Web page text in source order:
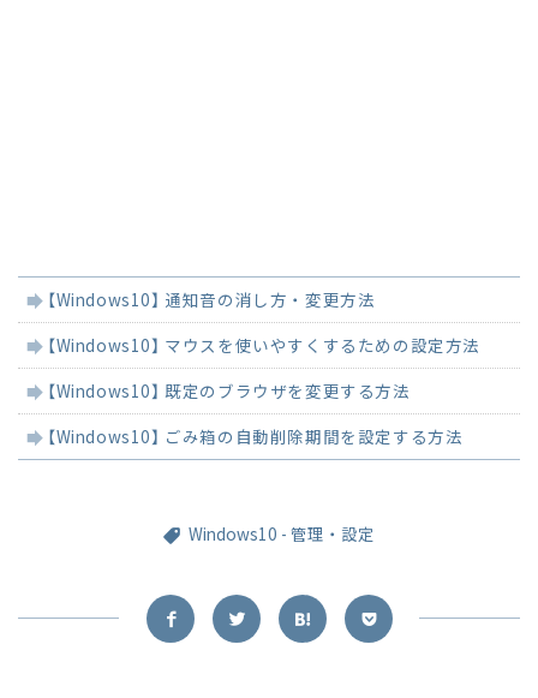
連
事
【Windows10】 通知音の消し方・変更方法
【Windows10】 マウスを使いやすくするための設定方法
【Windows10】 既定のブラウザを変更する方法
【Windows10】 ごみ箱の自動削除期間を設定する方法
Windows10 - 管理・設定